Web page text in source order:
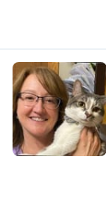
P